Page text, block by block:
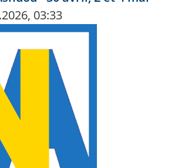
03:33